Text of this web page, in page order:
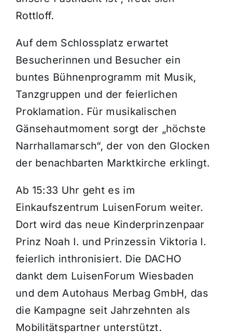
Rottloff.
Auf dem Schlossplatz erwartet
Besucherinnen und Besucher ein
buntes Bühnenprogramm mit Musik,
Tanzgruppen und der feierlichen
Proklamation. Für musikalischen
Gänsehautmoment sorgt der „höchste
Narrhallamarsch“, der von den Glocken
der benachbarten Marktkirche erklingt.
Ab 15:33 Uhr geht es im
Einkaufszentrum LuisenForum weiter.
Dort wird das neue Kinderprinzenpaar
Prinz Noah I. und Prinzessin Viktoria I.
feierlich inthronisiert. Die DACHO
dankt dem LuisenForum Wiesbaden
und dem Autohaus Merbag GmbH, das
die Kampagne seit Jahrzehnten als
Mobilitätspartner unterstützt.